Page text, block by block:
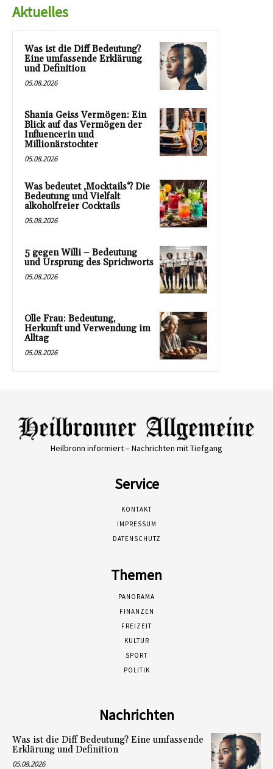
Aktuelles
Was ist die Diff Bedeutung?
Eine umfassende Erklärung
und Definition
05.08.2026
Shania Geiss Vermögen: Ein
Blick auf das Vermögen der
Influencerin und
Millionärstochter
05.08.2026
Was bedeutet ‚Mocktails‘? Die
Bedeutung und Vielfalt
alkoholfreier Cocktails
05.08.2026
5 gegen Willi – Bedeutung
und Ursprung des Sprichworts
05.08.2026
Olle Frau: Bedeutung,
Herkunft und Verwendung im
Alltag
05.08.2026
Heilbronn informiert – Nachrichten mit Tiefgang
Service
KONTAKT
IMPRESSUM
DATENSCHUTZ
Themen
PANORAMA
FINANZEN
FREIZEIT
KULTUR
SPORT
POLITIK
Nachrichten
Was ist die Diff Bedeutung? Eine umfassende
Erklärung und Definition
05.08.2026